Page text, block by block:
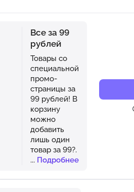
Все за 99
рублей
Товары со
специальной
промо-
страницы за
99 рублей! В
корзину
можно
добавить
лишь один
товар за 99?.
... Подробнее